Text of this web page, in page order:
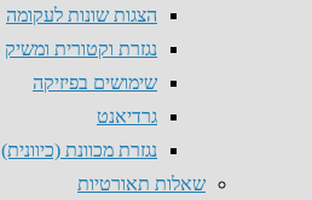
הצגות שונות לעקומה
נגזרת וקטורית ומשיק
שימושים בפיזיקה
גרדיאנט
נגזרת מכוונת (כיוונית)
שאלות תאורטיות